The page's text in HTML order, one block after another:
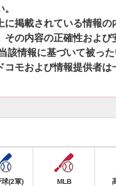
に掲載されている情報の
その内容の正確性および
該情報に基づいて被っ
コモおよび情報提供者
球(2軍) MLB